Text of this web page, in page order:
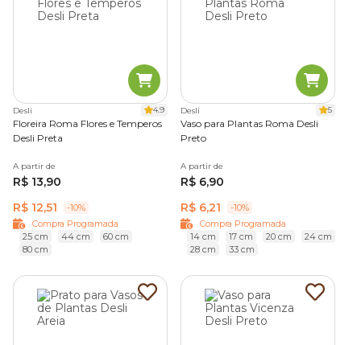
Desli 4.9
Floreira Roma Flores e Temperos
Desli Preta
A partir de
R$ 13,90
R$ 12,51
-10%
Compra Programada
25 cm
44 cm
60 cm
80 cm
Desli 5
Vaso para Plantas Roma Desli
Preto
A partir de
R$ 6,90
R$ 6,21
-10%
Compra Programada
14 cm
17 cm 20 cm
24 cm
28 cm
33 cm